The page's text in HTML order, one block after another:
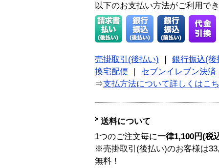
以下のお支払い方法がご利用で
売掛取引(後払い)
銀行振込(後
換宅配便
セブンイレブン決済
⇒支払方法について詳しくはこ
送料について
1つのご注文毎に一律1,100円(税
※売掛取引(後払い)のお客様は
無料！